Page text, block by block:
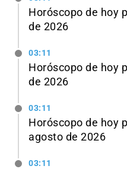
Horóscopo de hoy
de 2026
03:11
Horóscopo de hoy
de 2026
03:11
Horóscopo de hoy
agosto de 2026
03:11